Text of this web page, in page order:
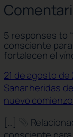
5 responses to
consciente
fortalecen el
21 de agosto de
Sanar heridas
nuevo
[…]